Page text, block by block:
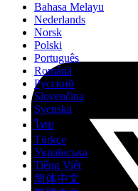
Bahasa Melayu
Nederlands
Norsk
Polski
Português
Română
Русский
Slovenčina
Svenska
ไทย
Türkçe
Українська
Tiếng Việt
简体中文